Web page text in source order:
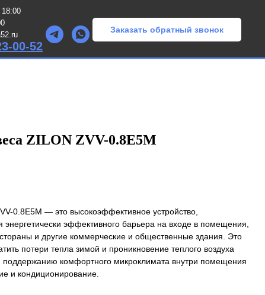
00-52
Заказать обратный звонок
ZILON ZVV-0.8E5M
0.8E5M — это высокоэффективное устройство,
энергетически эффективного барьера на входе в помещения,
и другие коммерческие и общественные здания. Это
потери тепла зимой и проникновение теплого воздуха
поддержанию комфортного микроклимата внутри помещения
и кондиционирование.